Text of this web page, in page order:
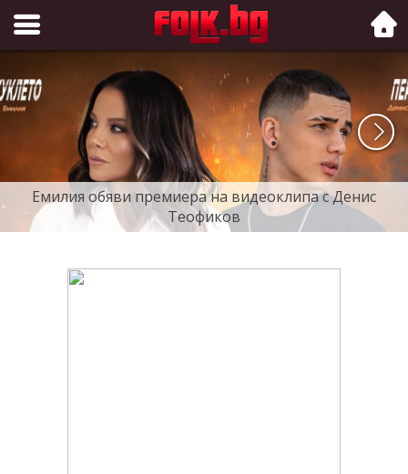
Folk.bg
Емилия обяви премиера на видеоклипа с Денис
Теофиков